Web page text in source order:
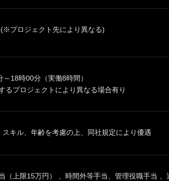
プロジェクト先により異なる)
～18時00分（実働8時間）
るプロジェクトにより異なる場合有り
スキル、年齢を考慮の上、同社規定により優遇
（上限15万円） 、時間外等手当、管理役職手当